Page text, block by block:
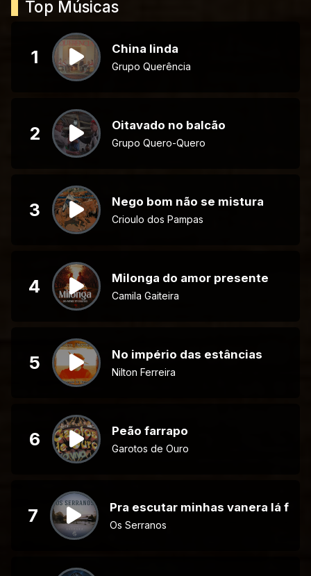
Top Músicas
1 China linda
Grupo Querência
2 Oitavado no balcão
Grupo Quero-Quero
3 Nego bom não se mistura
Crioulo dos Pampas
4 Milonga do amor presente
Camila Gaiteira
5 No império das estâncias
Nilton Ferreira
6 Peão farrapo
Garotos de Ouro
7 Pra escutar minhas vanera lá fora
Os Serranos